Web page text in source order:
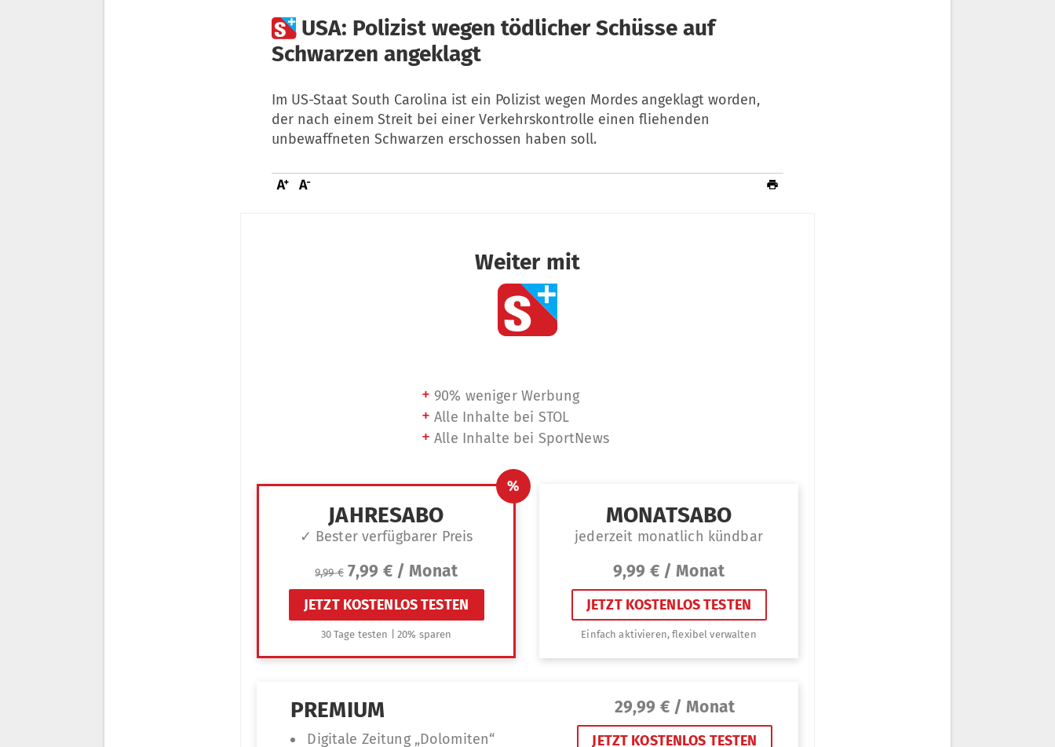
 USA: Polizist wegen tödlicher Schüsse auf
Schwarzen angeklagt
Im US-Staat South Carolina ist ein Polizist wegen Mordes angeklagt worden,
der nach einem Streit bei einer Verkehrskontrolle einen fliehenden
unbewaffneten Schwarzen erschossen haben soll.